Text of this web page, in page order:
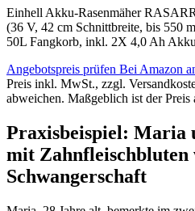
Einhell Akku-Rasenmäher
(36 V, 42 cm Schnittbreite, bis 550
50L Fangkorb, inkl. 2X 4,0 Ah
Angebotspreis prüfen Bei Amazon
Preis inkl. MwSt., zzgl.
abweichen. Maßgeblich ist der
Praxisbeispiel: Maria
mit Zahnfleischbluten
Schwangerschaft